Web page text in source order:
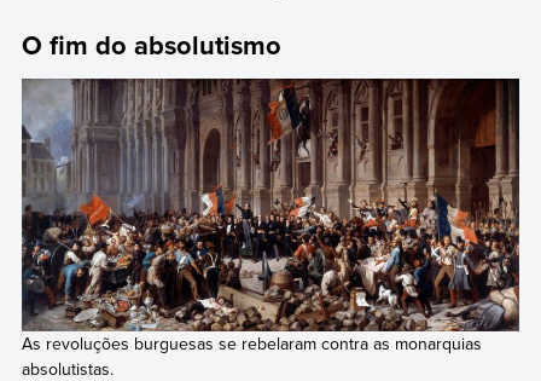
O fim do absolutismo
As revoluções burguesas se rebelaram contra as monarquias
absolutistas.